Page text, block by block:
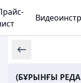
(БҰРЫНҒЫ